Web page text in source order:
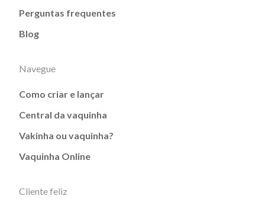
Perguntas frequentes
Blog
Navegue
Como criar e lançar
Central da vaquinha
Vakinha ou vaquinha?
Vaquinha Online
Cliente feliz